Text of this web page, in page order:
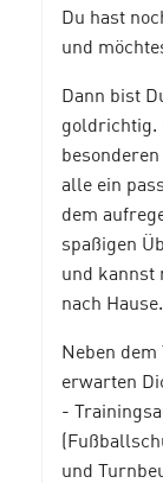
Du hast
und
Dann bist
goldrichtig.
alle ein
dem
spaßigen
und kannst
nach Hause.
Neben
erwarten
-
und